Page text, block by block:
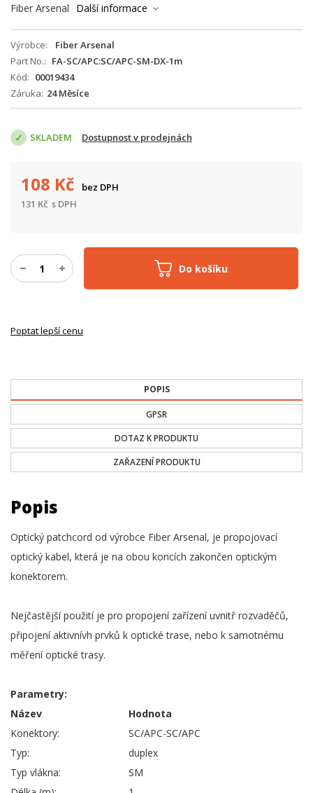
Fiber Arsenal
Další informace
Výrobce
Fiber Arsenal
Part No.
FA-SC/APC:SC/APC-SM-DX-1m
Kód
00019434
Záruka 24 Měsíce
SKLADEM Dostupnost v prodejnách
Do košíku
108 Kč
bez DPH
131 Kč s DPH
Poptat lepší cenu
POPIS
GPSR
DOTAZ K PRODUKTU
ZAŘAZENÍ PRODUKTU
Popis
Optický patchcord od výrobce Fiber Arsenal, je propojovací
optický kabel, která je na obou koncích zakončen optickým
konektorem.
Nejčastější použití je pro propojení zařízení uvnitř rozvaděčů,
připojení aktivnívh prvků k optické trase, nebo k samotnému
měření optické trasy.
Parametry:
Název
Hodnota
Konektory:
SC/APC-SC/APC
Typ:
duplex
Typ vlákna:
SM